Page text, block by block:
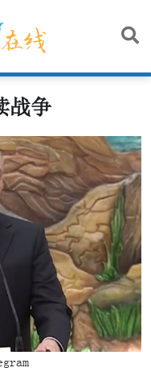
战争